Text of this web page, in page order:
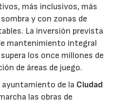
más inclusivos, más
y con zonas de
La inversión prevista
mantenimiento integral
los once millones de
de áreas de juego.
ayuntamiento de la Ciudad
las obras de